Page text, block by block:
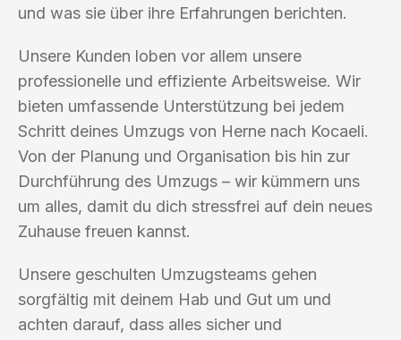
und was sie über ihre Erfahrungen berichten.
Unsere Kunden loben vor allem unsere
professionelle und effiziente Arbeitsweise. Wir
bieten umfassende Unterstützung bei jedem
Schritt deines Umzugs von Herne nach Kocaeli.
Von der Planung und Organisation bis hin zur
Durchführung des Umzugs – wir kümmern uns
um alles, damit du dich stressfrei auf dein neues
Zuhause freuen kannst.
Unsere geschulten Umzugsteams gehen
sorgfältig mit deinem Hab und Gut um und
achten darauf, dass alles sicher und